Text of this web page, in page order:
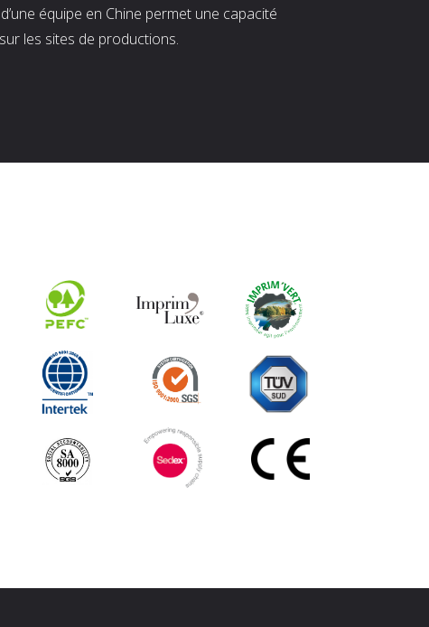
équipe en Chine permet une capacité
les sites de productions.